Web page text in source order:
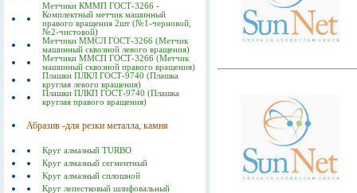
Метчики КММП ГОСТ-3266 -
Комплектный метчик машинный
правого вращения 2шт (№1-черновой,
№2-чистовой)
Метчики ММСЛ ГОСТ-3266 (Метчик
машинный сквозной левого вращения)
Метчики ММСП ГОСТ-3266 (Метчик
машинный сквозной правого вращения)
Плашки ПЛКЛ ГОСТ-9740 (Плашка
круглая левого вращения)
Плашки ПЛКП ГОСТ-9740 (Плашка
круглая правого вращения)
Абразив -для резки металла, камня
Круг алмазный TURBO
Круг алмазный сегментный
Круг алмазный сплошной
Круг лепестковый шлифовальный